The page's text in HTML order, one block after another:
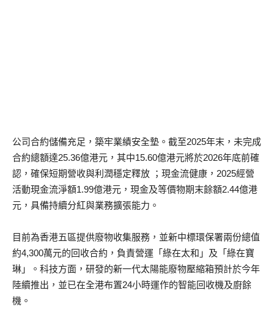
公司合約儲備充足，築牢業績安全墊。截至2025年末，未完成
合約總額達25.36億港元，其中15.60億港元將於2026年底前確
認，確保短期營收與利潤穩定釋放 ；現金流健康，2025經營
活動現金流淨額1.99億港元，現金及等價物期末餘額2.44億港
元，具備持續分紅與業務擴張能力。
目前為香港五區提供廢物收集服務，並新中標環保署兩份總值
約4,300萬元的回收合約，負責營運「綠在太和」及「綠在寶
琳」。科技方面，研發的新一代太陽能廢物壓縮箱預計於今年
陸續推出，並已在全港布置24小時運作的智能回收機及廚餘
機。